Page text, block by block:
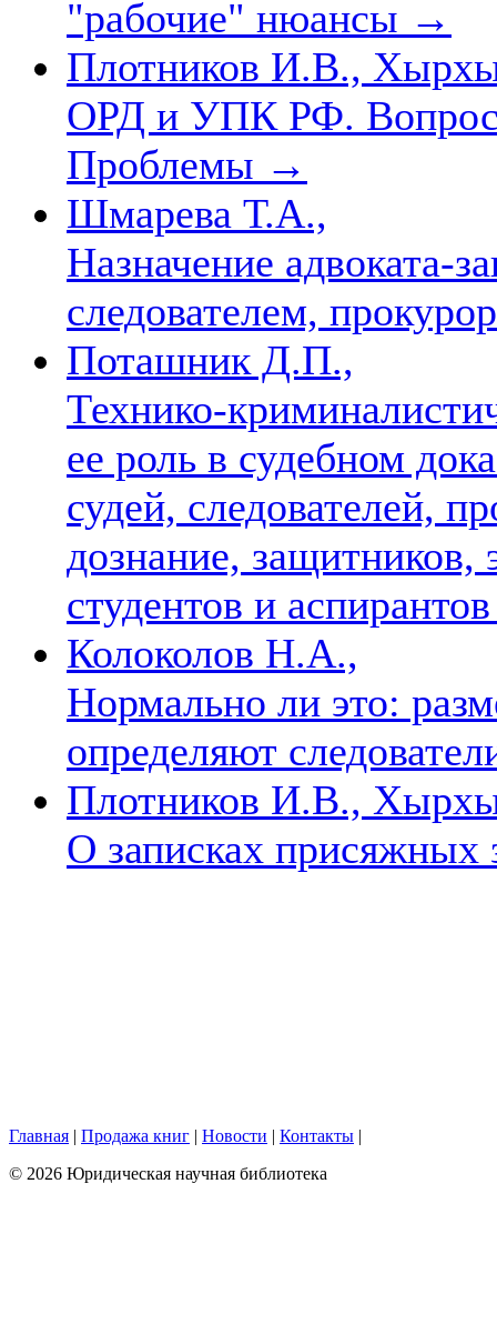
"рабочие" нюансы →
Плотников И.В.,
ОРД и УПК РФ.
Проблемы →
Шмарева Т.А.,
Назначение адвоката-
следователем,
Поташник Д.П.,
Технико-
ее роль в судебном
судей, следователей,
дознание, защитников,
студентов и
Колоколов Н.А.,
Нормально ли это:
определяют
Плотников И.В.,
О записках присяжных
Главная | Продажа книг | Новости | Контакты |
© 2026 Юридическая научная библиотека